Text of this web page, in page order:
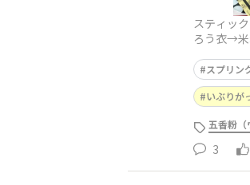
スティッ
ろう衣→米
スプリン
いぶりが
五香粉（
3